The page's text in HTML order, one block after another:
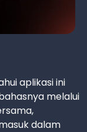
aplikasi ini
melalui
dalam